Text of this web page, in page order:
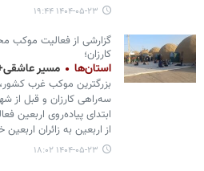
۱۴۰۴-۰۵-۲۳ ۱۹:۴۴
گزارشی از فعالیت موکب
کارزان؛
استان‌ها مسیر
بزرگترین موکب غرب
سه‌راهی کارزان و قبل از
ابتدای پیاده‌روی اربعین
از اربعین به زائران
۱۴۰۴-۰۵-۲۳ ۱۸:۰۲